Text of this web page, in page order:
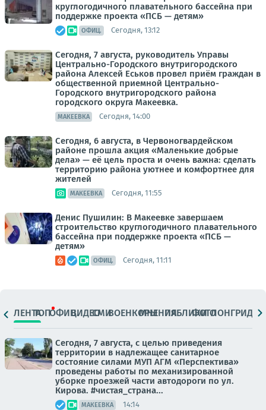
круглогодичного плавательного бассейна при
поддержке проекта «ПСБ — детям»
ОФИЦ. Сегодня, 13:12
Сегодня, 7 августа, руководитель Управы
Центрально-Городского внутригородского
района Алексей Еськов провел приём граждан в
общественной приемной Центрально-
Городского внутригородского района
городского округа Макеевка.
МАКЕЕВКА Сегодня, 14:00
Сегодня, 6 августа, в Червоногвардейском
районе прошла акция «Маленькие добрые
дела» — её цель проста и очень важна: сделать
территорию района уютнее и комфортнее для
жителей
МАКЕЕВКА Сегодня, 11:55
Денис Пушилин: В Макеевке завершаем
строительство круглогодичного плавательного
бассейна при поддержке проекта «ПСБ —
детям»
ОФИЦ. Сегодня, 11:11
ЛЕНТАТОПОФИЦ.ВИДЕОСМИВОЕНКОРЫМНЕНИЯПАБЛИКИ
ФОТОЛОНГРИДЫ
Сегодня, 7 августа, с целью приведения
территории в надлежащее санитарное
состояние силами МУП АГМ «Перспектива»
проведены работы по механизированной
уборке проезжей части автодороги по ул.
Кирова. #чистая_страна...
МАКЕЕВКА 14:14